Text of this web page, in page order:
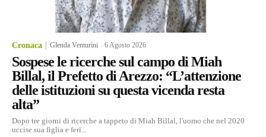
Cronaca Glenda Venturini -6 Agosto 2026
Sospese le ricerche sul campo di Miah
Billal, il Prefetto di Arezzo: “L’attenzione
delle istituzioni su questa vicenda resta
alta”
Dopo tre giorni di ricerche a tappeto di Miah Billal, l'uomo che nel 2020
uccise sua figlia e ferì...